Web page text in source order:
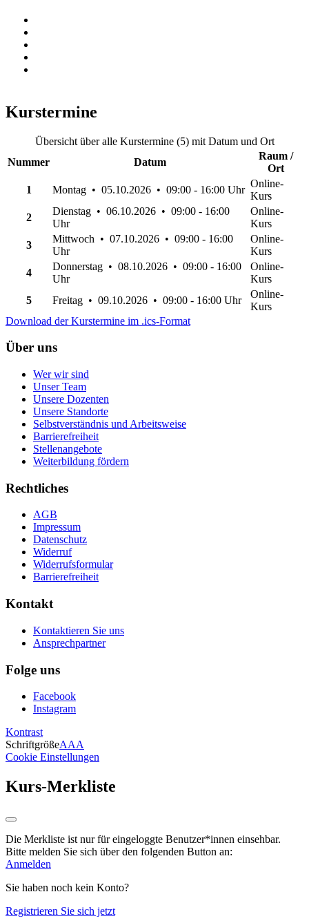
Kurstermine
Übersicht über alle Kurstermine (5) mit Datum und Ort
Nummer
Datum
Raum /
Ort
1
Montag • 05.10.2026 • 09:00 - 16:00 Uhr
Online-
Kurs
2
Dienstag • 06.10.2026 • 09:00 - 16:00
Uhr
Online-
Kurs
3
Mittwoch • 07.10.2026 • 09:00 - 16:00
Uhr
Online-
Kurs
4
Donnerstag • 08.10.2026 • 09:00 - 16:00
Uhr
Online-
Kurs
5
Freitag • 09.10.2026 • 09:00 - 16:00 Uhr
Online-
Kurs
Download der Kurstermine im .ics-Format
Über uns
Wer wir sind
Unser Team
Unsere Dozenten
Unsere Standorte
Selbstverständnis und Arbeitsweise
Barrierefreiheit
Stellenangebote
Weiterbildung fördern
Rechtliches
AGB
Impressum
Datenschutz
Widerruf
Widerrufsformular
Barrierefreiheit
Kontakt
Kontaktieren Sie uns
Ansprechpartner
Folge uns
Facebook
Instagram
Kontrast
SchriftgrößeAAA
Cookie Einstellungen
Kurs-Merkliste
Die Merkliste ist nur für eingeloggte Benutzer*innen einsehbar.
Bitte melden Sie sich über den folgenden Button an:
Anmelden
Sie haben noch kein Konto?
Registrieren Sie sich jetzt